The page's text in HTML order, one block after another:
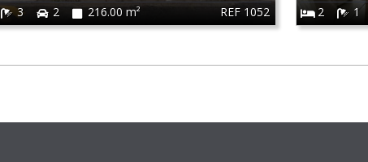
REF 1052
3 2 216.00 m²
2
1